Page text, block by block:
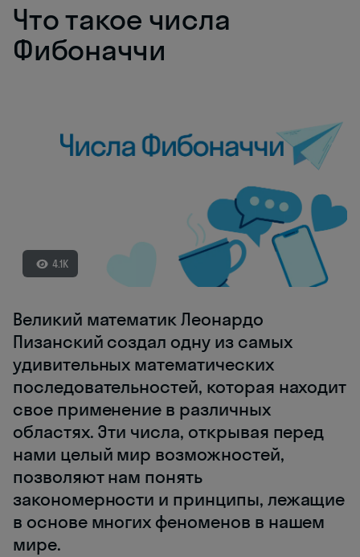
Что такое числа
Фибоначчи
4.1K
Великий математик Леонардо
Пизанский создал одну из самых
удивительных математических
последовательностей, которая находит
свое применение в различных
областях. Эти числа, открывая перед
нами целый мир возможностей,
позволяют нам понять
закономерности и принципы, лежащие
в основе многих феноменов в нашем
мире.